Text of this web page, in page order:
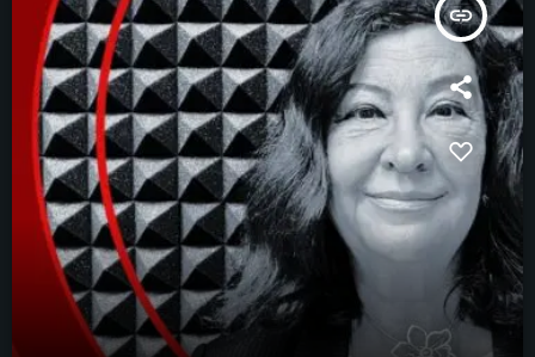
insert_link